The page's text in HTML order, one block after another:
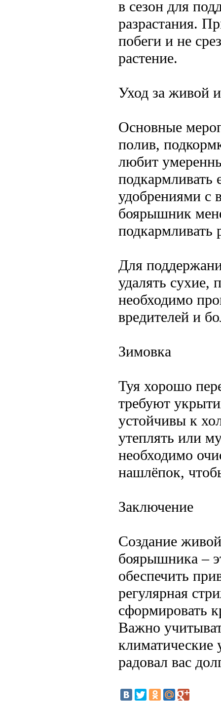
в сезон для
разрастания.
побеги и не
растение.
Уход за живой
Основные
полив,
любит
подкармливать
удобрениями с
боярышник
подкармливать
Для
удалять сухие,
необходимо
вредителей и
Зимовка
Туя хорошо
требуют
устойчивы к
утеплять или
необходимо
нашлёпок,
Заключение
Создание
боярышника –
обеспечить
регулярная
сформировать
Важно
климатические
радовал вас